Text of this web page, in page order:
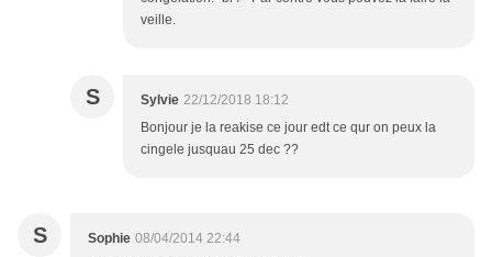
veille.
S Sylvie 22/12/2018 18:12
Bonjour je la reakise ce jour edt ce qur on peux la
cingele jusquau 25 dec ??
S Sophie 08/04/2014 22:44